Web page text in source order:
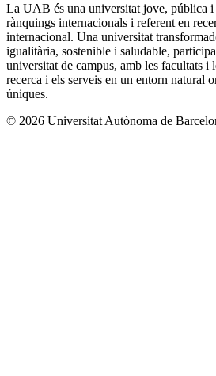
La UAB és una universitat jove, pública i
rànquings internacionals i referent en
internacional. Una universitat
igualitària, sostenible i saludable,
universitat de campus, amb les facultats i
recerca i els serveis en un entorn natural
úniques.
© 2026 Universitat Autònoma de